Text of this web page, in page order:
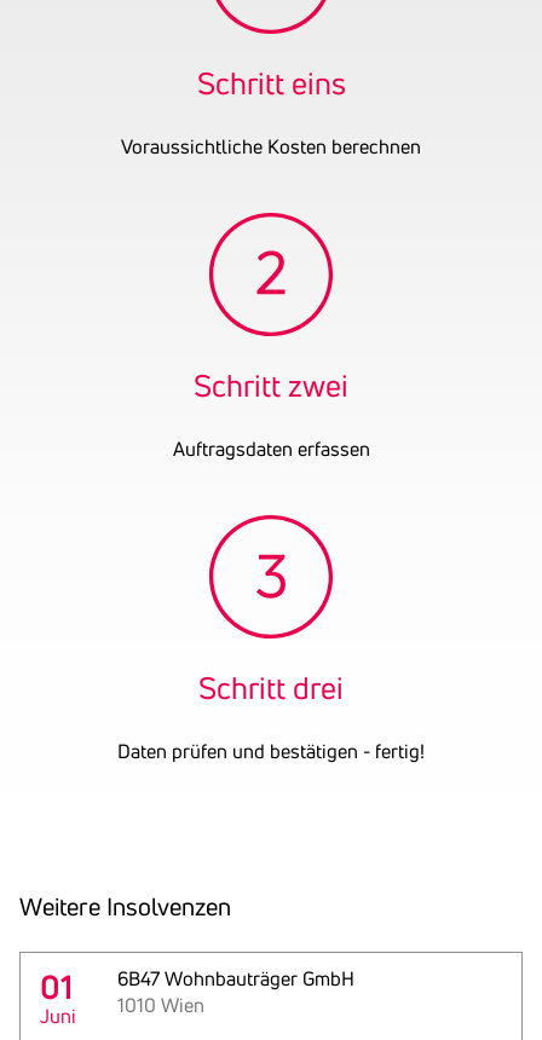
2005
Schritt eins
Voraussichtliche Kosten berechnen
Schritt zwei
Auftragsdaten erfassen
Schritt drei
Daten prüfen und bestätigen - fertig!
Weitere Insol­venzen
01
Juni
6B47 Wohnbauträger GmbH
1010 Wien